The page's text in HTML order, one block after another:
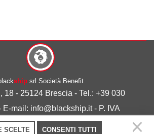
shipsrl Società Benefit
18 - 25124 Brescia - Tel.: +39 030
E-mail: info@blackship.it - P. IVA
03492980986
SCELTE CONSENTI TUTTI